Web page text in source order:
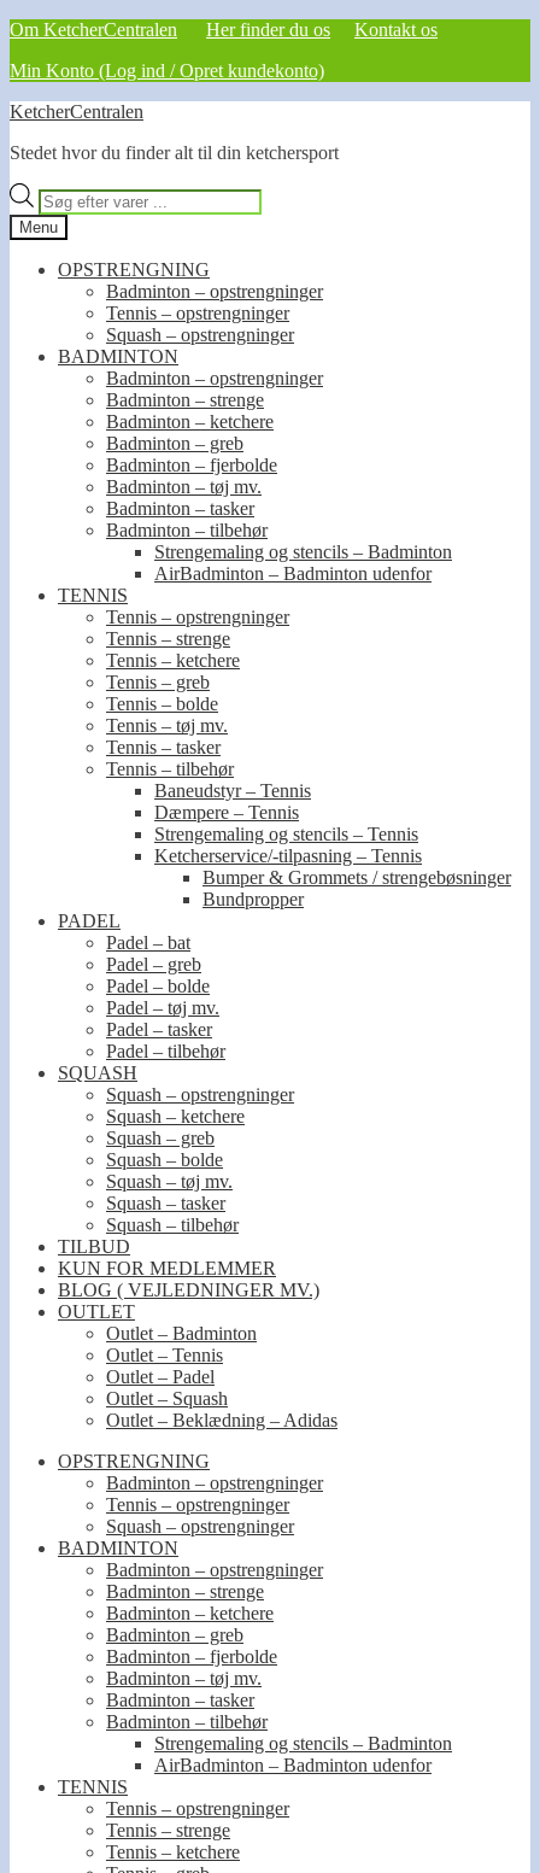
Om KetcherCentralen Her finder du os
Kontakt os
Min Konto (Log ind / Opret kundekonto)
Spring
navigation
Spring
indhold
KetcherCentralen
Stedet hvor du finder alt til din ketchersport
Products
search
Menu
OPSTRENGNING
Badminton – opstrengninger
Tennis – opstrengninger
Squash – opstrengninger
BADMINTON
Badminton – opstrengninger
Badminton – strenge
Badminton – ketchere
Badminton – greb
Badminton – fjerbolde
Badminton – tøj mv.
Badminton – tasker
Badminton – tilbehør
Strengemaling og stencils – Badminton
AirBadminton – Badminton udenfor
TENNIS
Tennis – opstrengninger
Tennis – strenge
Tennis – ketchere
Tennis – greb
Tennis – bolde
Tennis – tøj mv.
Tennis – tasker
Tennis – tilbehør
Baneudstyr – Tennis
Dæmpere – Tennis
Strengemaling og stencils – Tennis
Ketcherservice/-tilpasning – Tennis
Bumper & Grommets / strengebøsninger
Bundpropper
PADEL
Padel – bat
Padel – greb
Padel – bolde
Padel – tøj mv.
Padel – tasker
Padel – tilbehør
SQUASH
Squash – opstrengninger
Squash – ketchere
Squash – greb
Squash – bolde
Squash – tøj mv.
Squash – tasker
Squash – tilbehør
TILBUD
KUN FOR MEDLEMMER
BLOG ( VEJLEDNINGER MV.)
OUTLET
Outlet – Badminton
Outlet – Tennis
Outlet – Padel
Outlet – Squash
Outlet – Beklædning – Adidas
OPSTRENGNING
Badminton – opstrengninger
Tennis – opstrengninger
Squash – opstrengninger
BADMINTON
Badminton – opstrengninger
Badminton – strenge
Badminton – ketchere
Badminton – greb
Badminton – fjerbolde
Badminton – tøj mv.
Badminton – tasker
Badminton – tilbehør
Strengemaling og stencils – Badminton
AirBadminton – Badminton udenfor
TENNIS
Tennis – opstrengninger
Tennis – strenge
Tennis – ketchere